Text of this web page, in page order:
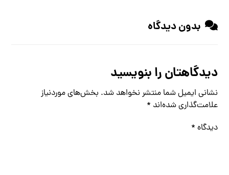
بدون دیدگاه
دیدگاهتان را بنویسید
نشانی ایمیل شما منتشر نخواهد شد. بخش‌های موردنیاز
علامت‌گذاری شده‌اند *
دیدگاه *